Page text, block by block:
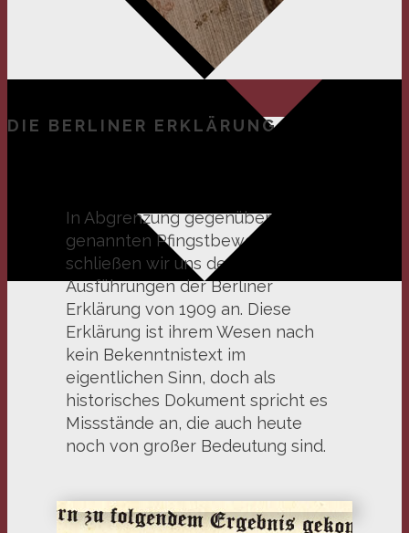
DIE BERLINER ERKLÄRUNG VON 1909
In Abgrenzung gegenüber der so
genannten Pfingstbewegung
schließen wir uns den
Ausführungen der Berliner
Erklärung von 1909 an. Diese
Erklärung ist ihrem Wesen nach
kein Bekenntnistext im
eigentlichen Sinn, doch als
historisches Dokument spricht es
Missstände an, die auch heute
noch von großer Bedeutung sind.